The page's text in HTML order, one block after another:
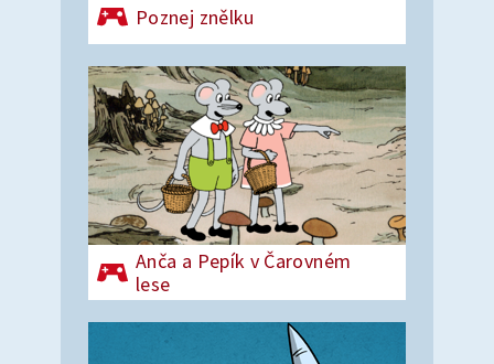
Poznej znělku
Anča a Pepík v Čarovném
lese